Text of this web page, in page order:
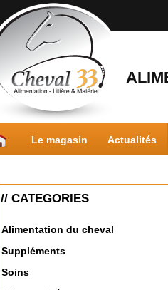
Le magasin Actualités
// CATEGORIES
Alimentation du cheval
Suppléments
Soins